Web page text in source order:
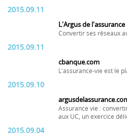
2015.09.11
L'Argus de l'assurance
Convertir ses réseaux
2015.09.11
cbanque.com
L'assurance-vie est le
2015.09.10
Assurance vie :
aux UC, un exercice
2015.09.04